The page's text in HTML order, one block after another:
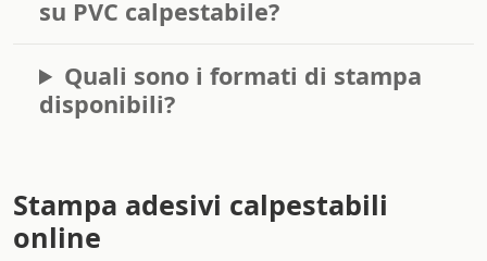
su PVC calpestabile?
Quali sono i formati di stampa
disponibili?
Stampa adesivi calpestabili
online